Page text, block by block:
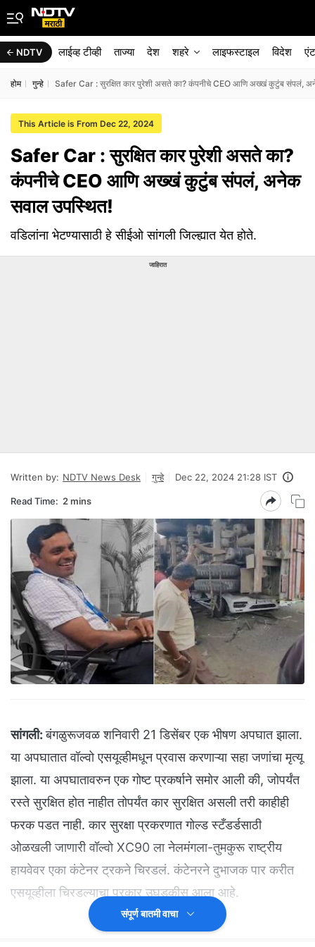
NDTV लाईव्ह टीव्ही ताज्या देश शहरे लाइफस्टाइल विदेश
होम गुन्हे Safer Car : सुरक्षित कार पुरेशी असते का? कंपनीचे CEO आणि अख्खं कुटुंब संपलं,
This Article is From Dec 22, 2024
Safer Car : सुरक्षित कार पुरेशी असते का?
कंपनीचे CEO आणि अख्खं कुटुंब संपलं, अनेक
सवाल उपस्थित!
वडिलांना भेटण्यासाठी हे सीईओ सांगली जिल्ह्यात येत होते.
जाहिरात
Written by: NDTV News Desk गुन्हे Dec 22, 2024 21:28 IST
Read Time: 2 mins
सांगली: बंगळुरूजवळ शनिवारी 21 डिसेंबर एक भीषण अपघात झाला.
या अपघातात वॉल्वो एसयूव्हीमधून प्रवास करणाऱ्या सहा जणांचा मृत्यू
झाला. या अपघातावरुन एक गोष्ट प्रकर्षाने समोर आली की, जोपर्यंत
रस्ते सुरक्षित होत नाहीत तोपर्यंत कार सुरक्षित असली तरी काहीही
फरक पडत नाही. कार सुरक्षा प्रकरणात गोल्ड स्टँडर्डसाठी
ओळखली जाणारी वॉल्वो XC90 ला नेलमंगला-तुमकुरू राष्ट्रीय
हायवेवर एका कंटेनर ट्रकने चिरडलं. कंटेनरने दुभाजक पार करीत
एसयूव्हीला चिरडल्याचा प्रकार उघडकीस आला आहे.
संपूर्ण बातमी वाचा